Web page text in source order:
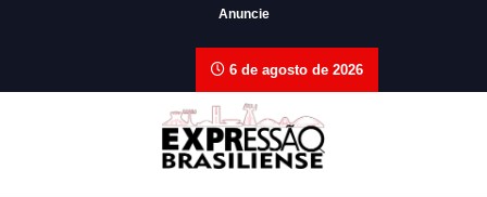
Anuncie
6 de agosto de 2026